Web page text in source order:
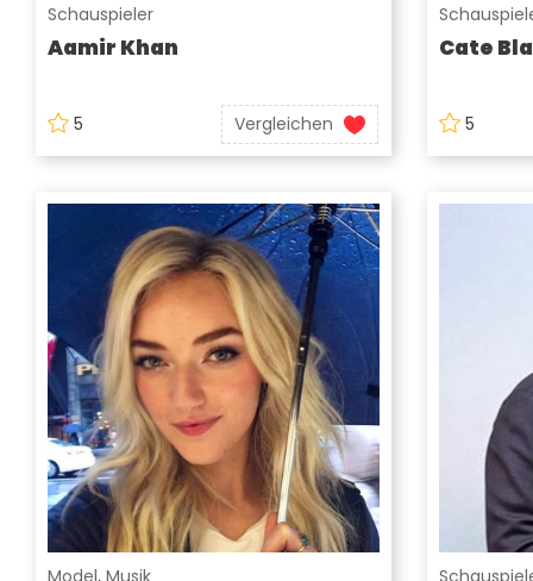
Schauspieler
Aamir Khan
5 Vergleichen
Cate
5
Model, Musik